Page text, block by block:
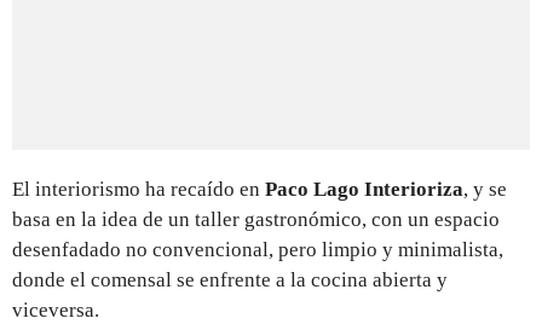
El interiorismo ha recaído en Paco Lago Interioriza, y se
basa en la idea de un taller gastronómico, con un espacio
desenfadado no convencional, pero limpio y minimalista,
donde el comensal se enfrente a la cocina abierta y
viceversa.